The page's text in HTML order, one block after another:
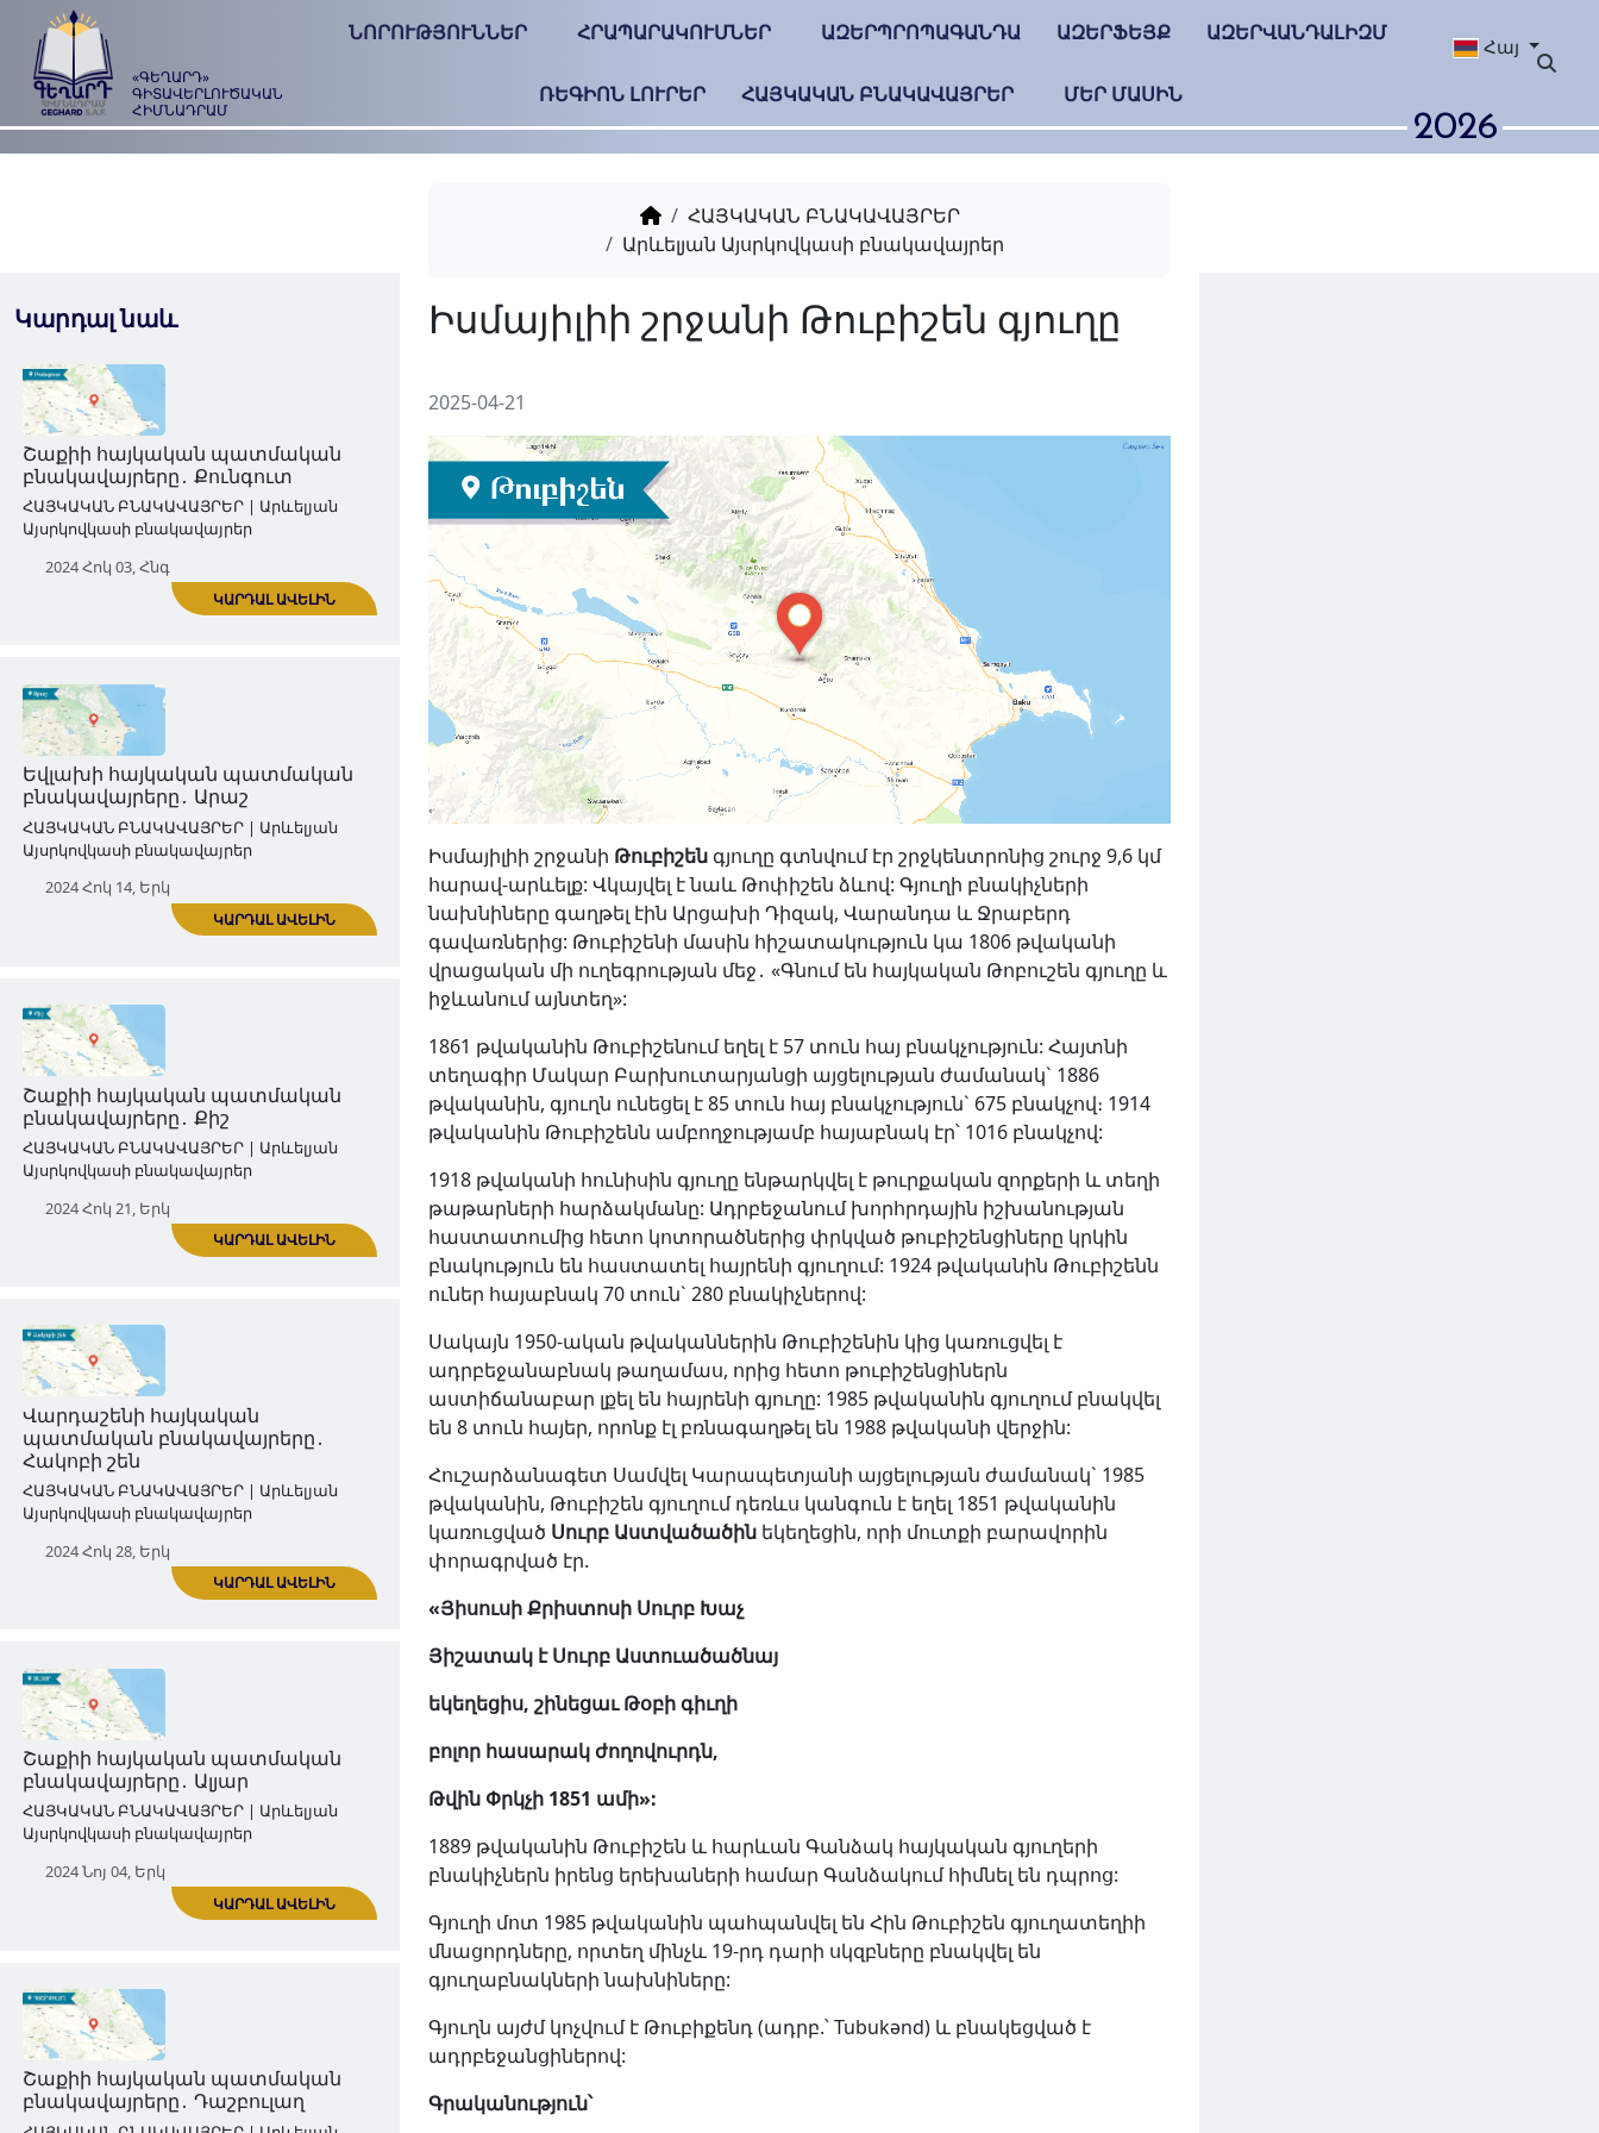
«ԳԵՂԱՐԴ»
ԳԻՏԱՎԵՐԼՈՒԾԱԿԱՆ
ՀԻՄՆԱԴՐԱՄ
ՆՈՐՈՒԹՅՈՒՆՆԵՐ ՀՐԱՊԱՐԱԿՈՒՄՆԵՐ ԱԶԵՐՊՐՈՊԱԳԱՆԴԱ ԱԶԵՐՖԵՅՔ ԱԶԵՐՎԱՆԴԱԼԻԶՄ
ՌԵԳԻՈՆ ԼՈՒՐԵՐ ՀԱՅԿԱԿԱՆ ԲՆԱԿԱՎԱՅՐԵՐ ՄԵՐ ՄԱՍԻՆ
Հայ
2026
Կարդալ նաև
Շաքիի հայկական պատմական
բնակավայրերը․ Քունգուտ
2024 Հոկ 03, Հնգ
ԿԱՐԴԱԼ ԱՎԵԼԻՆ
Եվլախի հայկական պատմական
ՀԱՅԿԱԿԱՆ ԲՆԱԿԱՎԱՅՐԵՐ | Արևելյան
Այսրկովկասի բնակավայրեր
2024 Հոկ 14, Երկ
ԿԱՐԴԱԼ ԱՎԵԼԻՆ
Շաքիի հայկական պատմական
բնակավայրերը․ Քիշ
ՀԱՅԿԱԿԱՆ ԲՆԱԿԱՎԱՅՐԵՐ | Արևելյան
Այսրկովկասի բնակավայրեր
2024 Հոկ 21, Երկ
ԿԱՐԴԱԼ ԱՎԵԼԻՆ
Վարդաշենի հայկական
պատմական բնակավայրերը․
Հակոբի շեն
ՀԱՅԿԱԿԱՆ ԲՆԱԿԱՎԱՅՐԵՐ | Արևելյան
Այսրկովկասի բնակավայրեր
ՀԱՅԿԱԿԱՆ ԲՆԱԿԱՎԱՅՐԵՐ
Արևելյան Այսրկովկասի բնակավայրեր
2025-04-21
Իսմայիլիի շրջանի Թուբիշեն գյուղը գտնվում էր շրջկենտրոնից շուրջ 9,6 կմ
հարավ-արևելք: Վկայվել է նաև Թոփիշեն ձևով: Գյուղի բնակիչների
նախնիները գաղթել էին Արցախի Դիզակ, Վարանդա և Ջրաբերդ
գավառներից: Թուբիշենի մասին հիշատակություն կա 1806 թվականի
վրացական մի ուղեգրության մեջ․ «Գնում են հայկական Թոբուշեն գյուղը և
իջևանում այնտեղ»:
1861 թվականին Թուբիշենում եղել է 57 տուն հայ բնակչություն: Հայտնի
տեղագիր Մակար Բարխուտարյանցի այցելության ժամանակ` 1886
թվականին, գյուղն ունեցել է 85 տուն հայ բնակչություն` 675 բնակչով։ 1914
թվականին Թուբիշենն ամբողջությամբ հայաբնակ էր՝ 1016 բնակչով:
1918 թվականի հունիսին գյուղը ենթարկվել է թուրքական զորքերի և տեղի
թաթարների հարձակմանը: Ադրբեջանում խորհրդային իշխանության
հաստատումից հետո կոտորածներից փրկված թուբիշենցիները կրկին
բնակություն են հաստատել հայրենի գյուղում: 1924 թվականին Թուբիշենն
ուներ հայաբնակ 70 տուն` 280 բնակիչներով:
Սակայն 1950-ական թվականներին Թուբիշենին կից կառուցվել է
ադրբեջանաբնակ թաղամաս, որից հետո թուբիշենցիներն
աստիճանաբար լքել են հայրենի գյուղը: 1985 թվականին գյուղում բնակվել
են 8 տուն հայեր, որոնք էլ բռնագաղթել են 1988 թվականի վերջին:
Հուշարձանագետ Սամվել Կարապետյանի այցելության ժամանակ` 1985
թվականին, Թուբիշեն գյուղում դեռևս կանգուն է եղել 1851 թվականին
կառուցված Սուրբ Աստվածածին եկեղեցին, որի մուտքի բարավորին
փորագրված էր.
«Յիսուսի Քրիստոսի Սուրբ Խաչ
Յիշատակ է Սուրբ Աստուածածնայ
եկեղեցիս, շինեցաւ Թօբի գիւղի
բոլոր հասարակ ժողովուրդն,
Թվին Փրկչի 1851 ամի»:
1889 թվականին Թուբիշեն և հարևան Գանձակ հայկական գյուղերի
բնակիչներն իրենց երեխաների համար Գանձակում հիմնել են դպրոց:
Գյուղի մոտ 1985 թվականին պահպանվել են Հին Թուբիշեն գյուղատեղիի
մնացորդները, որտեղ մինչև 19-րդ դարի սկզբները բնակվել են
գյուղաբնակների նախնիները:
Գյուղն այժմ կոչվում է Թուբիքենդ (ադրբ.՝ Tubukənd) և բնակեցված է
ադրբեջանցիներով:
Գրականություն՝